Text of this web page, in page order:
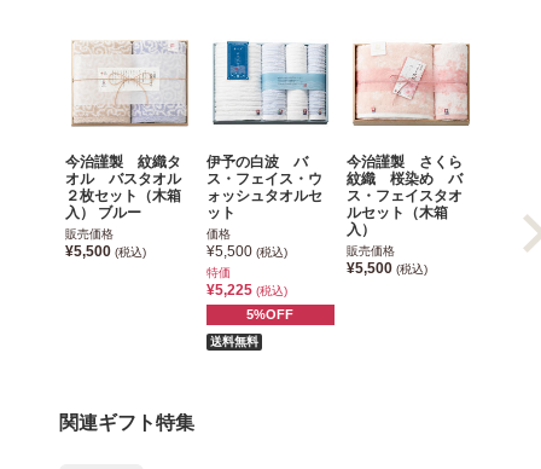
今治謹製 紋織タ
オル バスタオル
２枚セット（木箱
入） ブルー
販売価格
¥5,500 (税込)
伊予の白波 バ
ス・フェイス・ウ
ォッシュタオルセ
ット
価格
¥5,500(税込)
特価
¥5,225(税込)
5%OFF
送料無料
今治謹製 さくら
紋織 桜染め バ
ス・フェイスタオ
ルセット（木箱
入）
販売価格
¥5,500 (税込)
２枚セ
販売価格
¥4,400
関連ギフト特集